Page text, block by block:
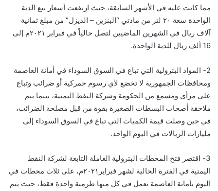
مما كانت عليه في الأشهر السابقة، حيث ارتفعت أسعار بيع الدبة
الواحدة سعة ۲۰ لتر من مادتي “البنزين – الديزل” من مبلغ ثمانية
آلاف ريال في الشهرين الماضيين لتصل حالياً في فبراير ۲۰۲۱م إلى
16 ألف ريال للدبة الواحدة.
2- المواد البترولية التي تباع في السوق السوداء في أمانة العاصمة
ومحافظات الجمهورية لا تخضع لأي رسوم جمركية أو ضرائب وتباع
على مرأى ومسمع من الحكومة وشركة النفط اليمنية، بينما يتم
ملاحقة أصحاب البسطات الصغيرة بقوة من قبل مصلحة الضرائب،
في حين وصلت قيمة الكميات التي تباع في السوق السوداء إلى
مليارات الريالات في اليوم الواحد.
3- اقتصر فتح المحطات البترولية العاملة التابعة لشركة النفط
اليمنية في الفترة الحالية لشهر فبراير۲۰۲۱م، على ثلاث محطات في
اليوم بأمانة العاصمة تعمل في كل منها طرمبة واحدة فقط، حيث يتم